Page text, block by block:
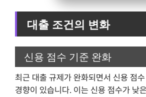
대출 조건의 변화
신용 점수 기준 완화
최근 대출 규제가 완화되면서 신용 점
경향이 있습니다. 이는 신용 점수가 낮